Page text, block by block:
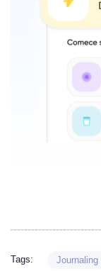
Tags: Journaling